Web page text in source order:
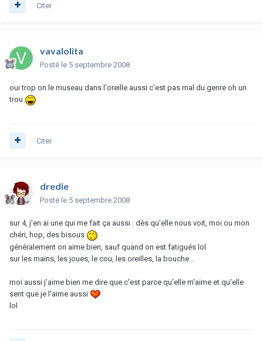
Citer
vavalolita
Posté le 5 septembre 2008
oui trop on le museau dans l'oreille aussi c'est pas mal du genre oh un
trou
Citer
dredie
Posté le 5 septembre 2008
sur 4, j'en ai une qui me fait ça aussi : dès qu'elle nous voit, moi ou mon
chéri, hop, des bisous
généralement on aime bien, sauf quand on est fatigués lol
sur les mains, les joues, le cou, les oreilles, la bouche ..
moi aussi j'aime bien me dire que c'est parce qu'elle m'aime et qu'elle
sent que je l'aime aussi
lol